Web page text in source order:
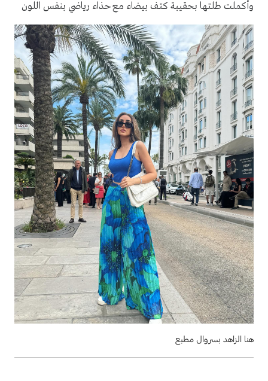
وأكملت طلتها بحقيبة كتف بيضاء مع حذاء رياضي بنفس اللون
هنا الزاهد بسروال مطبع